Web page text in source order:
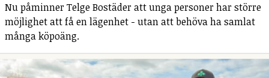
Nu påminner Telge Bostäder att unga personer har större
möjlighet att få en lägenhet - utan att behöva ha samlat
många köpoäng.